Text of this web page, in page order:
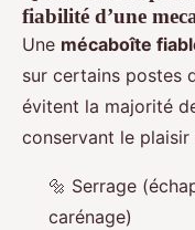
fiabilité d’une
Une mécaboîte
sur certains postes
évitent la majorité
conservant le plaisir
🔩 Serrage
carénage)